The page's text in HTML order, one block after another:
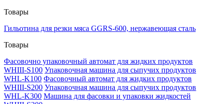
Товары
Гильотина для резки мяса GGRS-600, нержавеющая сталь
Товары
Фасовочно упаковочный автомат для жидких продуктов
WHIII-S100 Упаковочная машина для сыпучих продуктов
WHL-K100 Фасовочный автомат для жидких продуктов
WHIII-S200 Упаковочная машина для сыпучих продуктов
WHL-K300 Машина для фасовки и упаковки жидкостей